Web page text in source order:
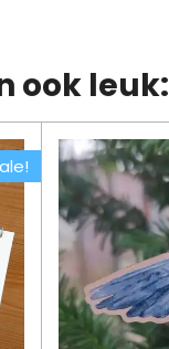
ook leuk: